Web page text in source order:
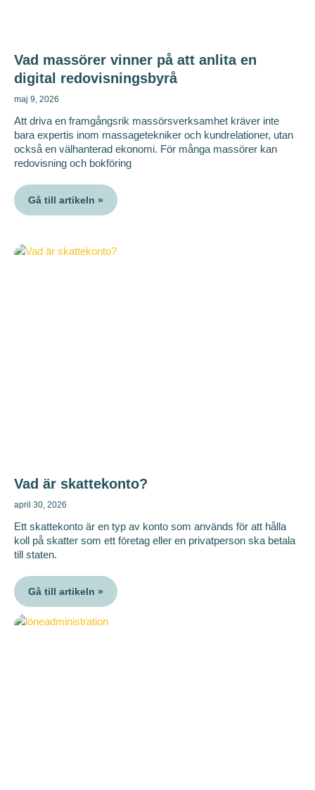
Vad massörer vinner på att anlita en
digital redovisningsbyrå
maj 9, 2026
Att driva en framgångsrik massörsverksamhet kräver inte
bara expertis inom massagetekniker och kundrelationer, utan
också en välhanterad ekonomi. För många massörer kan
redovisning och bokföring
Gå till artikeln »
Vad är skattekonto?
april 30, 2026
Ett skattekonto är en typ av konto som används för att hålla
koll på skatter som ett företag eller en privatperson ska betala
till staten.
Gå till artikeln »